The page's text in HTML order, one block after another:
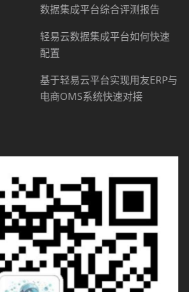
数据集成平台综合评测报告
轻易云数据集成平台如何快速
配置
基于轻易云平台实现用友ERP与
电商OMS系统快速对接